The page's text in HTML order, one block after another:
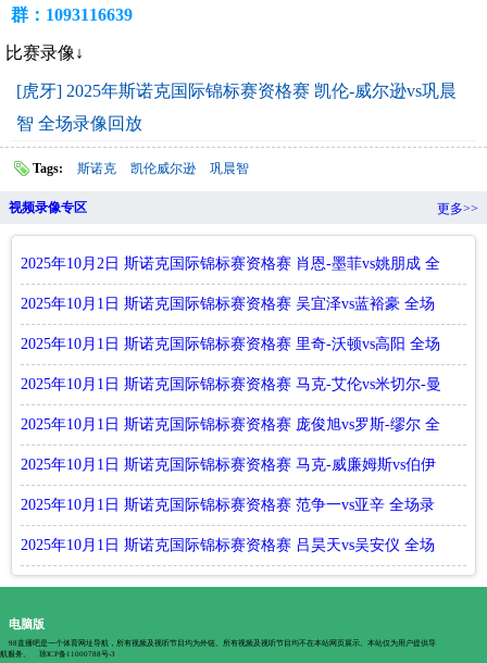
群：1093116639
比赛录像↓
[虎牙] 2025年斯诺克国际锦标赛资格赛 凯伦-威尔逊vs巩晨
智 全场录像回放
Tags: 斯诺克 凯伦威尔逊 巩晨智
视频录像专区 更多>>
2025年10月2日 斯诺克国际锦标赛资格赛 肖恩-墨菲vs姚朋成 全
场录像回放
2025年10月1日 斯诺克国际锦标赛资格赛 吴宜泽vs蓝裕豪 全场
录像回放
2025年10月1日 斯诺克国际锦标赛资格赛 里奇-沃顿vs高阳 全场
录像回放
2025年10月1日 斯诺克国际锦标赛资格赛 马克-艾伦vs米切尔-曼
恩 全场录像回放
2025年10月1日 斯诺克国际锦标赛资格赛 庞俊旭vs罗斯-缪尔 全
场录像回放
2025年10月1日 斯诺克国际锦标赛资格赛 马克-威廉姆斯vs伯伊
科 全场录像回放
2025年10月1日 斯诺克国际锦标赛资格赛 范争一vs亚辛 全场录
像回放
2025年10月1日 斯诺克国际锦标赛资格赛 吕昊天vs吴安仪 全场
录像回放
电脑版
98直播吧是一个体育网址导航，所有视频及视听节目均为外链。所有视频及视听节目均不在本站网页展示。本站仅为用户提供导
航服务。
琼ICP备11000788号-3